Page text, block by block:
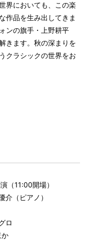
界においても、この楽
作品を生み出してきま
ンの旗手・上野耕平
きます。秋の深まりを
クラシックの世界をお
（11:00開場）
（ピアノ）
ロ